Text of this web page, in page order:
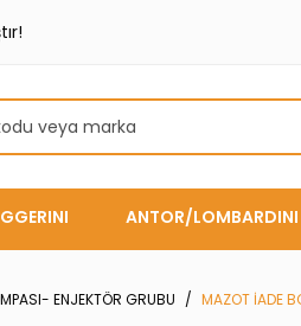
ANTOR/LOMBARDINI
ENJEKTÖR GRUBU MAZOT İADE